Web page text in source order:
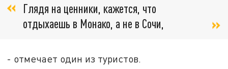
Глядя на ценники, кажется, что
отдыхаешь в Монако, а не в Сочи,
- отмечает один из туристов.